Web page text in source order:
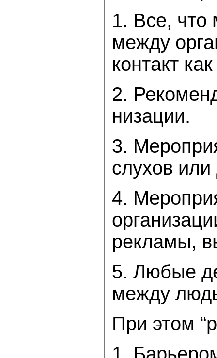
1. Все, что
между
контакт
2.
низации.
3.
слухов
4.
рекламы,
5. Любые
между
При этом
1.